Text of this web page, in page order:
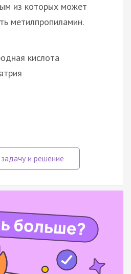
из которых может
метилпропиламин.
кислота